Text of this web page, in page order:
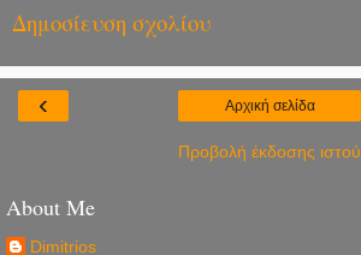
Δημοσίευση σχολίου
‹ Αρχική σελίδα
Προβολή έκδοσης ιστού
About Me
Dimitrios